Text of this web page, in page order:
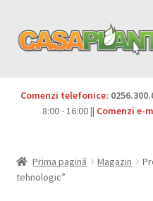
Pesticide
Comenzi telefonice:
8:00 - 16:00 || Comenzi e-
Prima pagină Magazin
tehnologic”